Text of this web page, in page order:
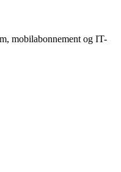
mobilabonnement og IT-